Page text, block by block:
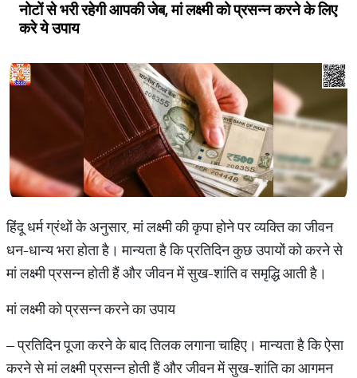
नोटों से भरी रहेगी आपकी जेब, मां लक्ष्मी को प्रसन्न करने के लिए
करे ये उपाय
हिंदू धर्म ग्रंथों के अनुसार, मां लक्ष्मी की कृपा होने पर व्यक्ति का जीवन
धन-धान्य भरा होता है। मान्यता है कि प्रतिदिन कुछ उपायों को करने से
मां लक्ष्मी प्रसन्न होती हैं और जीवन में सुख-शांति व समृद्धि आती है।
मां लक्ष्मी को प्रसन्न करने का उपाय
– प्रतिदिन पूजा करने के बाद तिलक लगाना चाहिए। मान्यता है कि ऐसा
करने से मां लक्ष्मी प्रसन्न होती हैं और जीवन में सुख-शांति का आगमन